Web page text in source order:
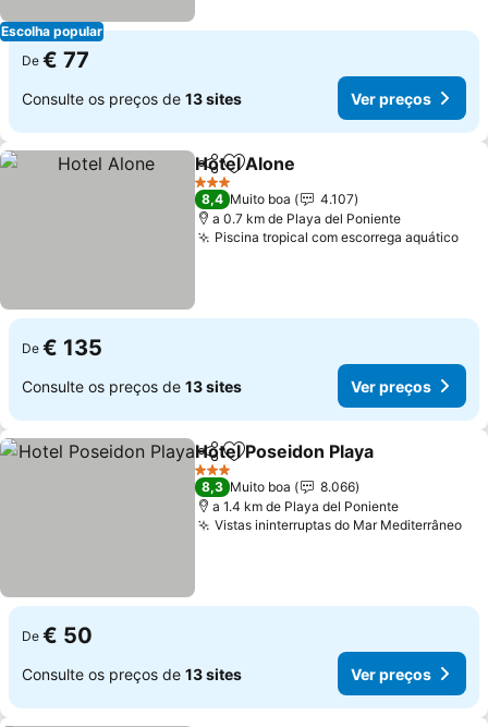
Escolha popular
De € 77
Consulte os preços de 13 sites Ver preços
PartilharAdicionar aos favoritos
Hotel Alone
3 Estrelas
8,4 Muito boa
4.107
a 0.7 km de Playa del Poniente
Piscina tropical com escorrega aquático
De € 135
Consulte os preços de 13 sites Ver preços
PartilharAdicionar aos favoritos
Hotel Poseidon Playa
3 Estrelas
8,3 Muito boa
8.066
a 1.4 km de Playa del Poniente
Vistas ininterruptas do Mar Mediterrâneo
De € 50
Consulte os preços de 13 sites Ver preços